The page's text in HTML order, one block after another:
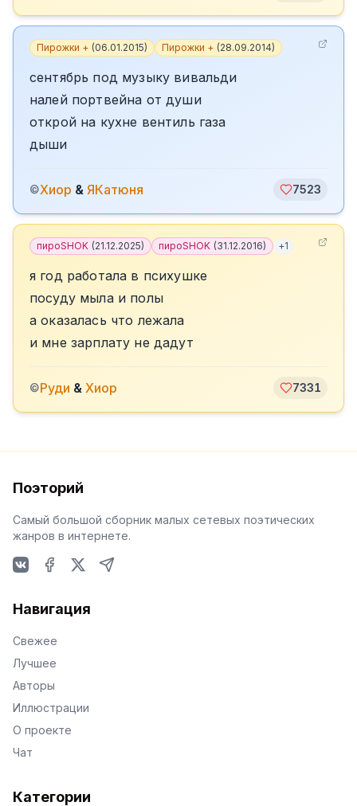
Пирожки + (06.01.2015) Пирожки + (28.09.2014)
сентябрь под музыку вивальди
налей портвейна от души
открой на кухне вентиль газа
дыши
©Хиор & ЯКатюня 7523
пироSHOK (21.12.2025) пироSHOK (31.12.2016) +1
я год работала в психушке
посуду мыла и полы
а оказалась что лежала
и мне зарплату не дадут
©Руди & Хиор 7331
Поэторий
Самый большой сборник малых сетевых поэтических
жанров в интернете.
Навигация
Свежее
Лучшее
Авторы
Иллюстрации
О проекте
Чат
Категории